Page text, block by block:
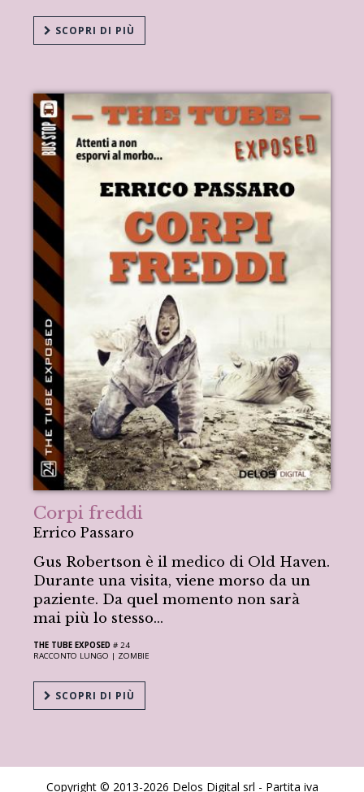
SCOPRI DI PIÙ
Corpi freddi
Errico Passaro
Gus Robertson è il medico di Old Haven.
Durante una visita, viene morso da un
paziente. Da quel momento non sarà
mai più lo stesso…
THE TUBE EXPOSED # 24
RACCONTO LUNGO | ZOMBIE
SCOPRI DI PIÙ
Copyright © 2013-2026 Delos Digital srl - Partita iva